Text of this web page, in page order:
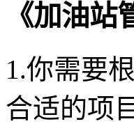
《加油
1.你需要
合适的项